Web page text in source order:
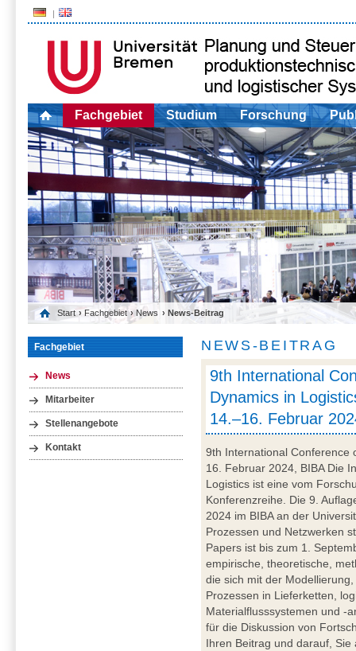
Fachgebiet Studium Forschung
Start › Fachgebiet › News › News-Beitrag
Fachgebiet
News
Mitarbeiter
Stellenangebote
Kontakt
NEWS-BEITRAG
9th International
Dynamics in
14.–16. Februar
9th International Conference
16. Februar 2024, BIBA Die
Logistics ist eine vom
Konferenzreihe. Die 9.
2024 im BIBA an der
Prozessen und Netzwerken
Papers ist bis zum 1.
empirische, theoretische,
die sich mit der
Prozessen in Lieferketten,
Materialflusssystemen und -
für die Diskussion von
Ihren Beitrag und darauf,